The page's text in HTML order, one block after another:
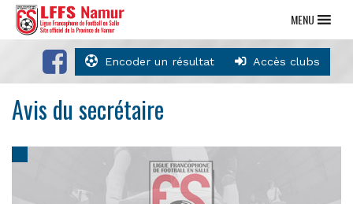
Encoder un résultat Accès clubs
MENU
Avis du secrétaire